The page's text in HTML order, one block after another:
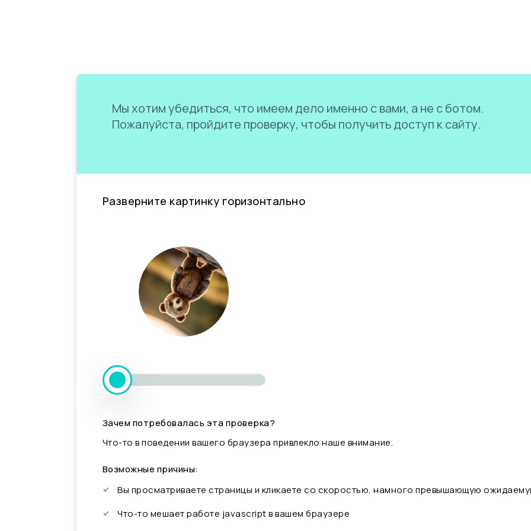
Мы хотим убедиться, что имеем дело именно с вами, а не с ботом.
Пожалуйста, пройдите проверку, чтобы получить доступ к сайту.
Разверните картинку горизонтально
Зачем потребовалась эта проверка?
Что-то в поведении вашего браузера привлекло наше внимание.
Возможные причины:
Вы просматриваете страницы и кликаете со скоростью, намного превышающую
Что-то мешает работе javascript в вашем браузере